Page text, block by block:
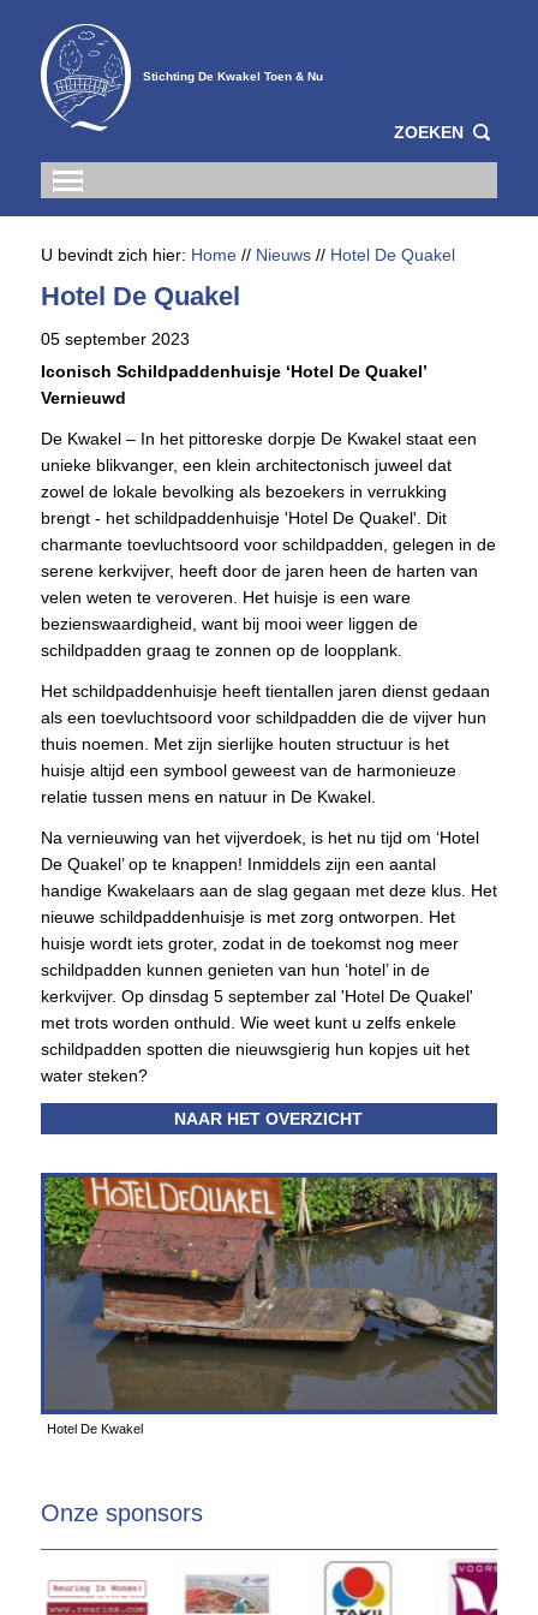
Stichting De Kwakel Toen & Nu
ZOEKEN
U bevindt zich hier: Home// Nieuws// Hotel De Quakel
Hotel De Quakel
05 september 2023
Iconisch Schildpaddenhuisje ‘Hotel De Quakel’
Vernieuwd
De Kwakel – In het pittoreske dorpje De Kwakel staat een
unieke blikvanger, een klein architectonisch juweel dat
zowel de lokale bevolking als bezoekers in verrukking
brengt - het schildpaddenhuisje 'Hotel De Quakel'. Dit
charmante toevluchtsoord voor schildpadden, gelegen in de
serene kerkvijver, heeft door de jaren heen de harten van
velen weten te veroveren. Het huisje is een ware
bezienswaardigheid, want bij mooi weer liggen de
schildpadden graag te zonnen op de loopplank.
Het schildpaddenhuisje heeft tientallen jaren dienst gedaan
als een toevluchtsoord voor schildpadden die de vijver hun
thuis noemen. Met zijn sierlijke houten structuur is het
huisje altijd een symbool geweest van de harmonieuze
relatie tussen mens en natuur in De Kwakel.
Na vernieuwing van het vijverdoek, is het nu tijd om ‘Hotel
De Quakel’ op te knappen! Inmiddels zijn een aantal
handige Kwakelaars aan de slag gegaan met deze klus. Het
nieuwe schildpaddenhuisje is met zorg ontworpen. Het
huisje wordt iets groter, zodat in de toekomst nog meer
schildpadden kunnen genieten van hun ‘hotel’ in de
kerkvijver. Op dinsdag 5 september zal 'Hotel De Quakel'
met trots worden onthuld. Wie weet kunt u zelfs enkele
schildpadden spotten die nieuwsgierig hun kopjes uit het
water steken?
NAAR HET OVERZICHT
Hotel De Kwakel
Onze sponsors